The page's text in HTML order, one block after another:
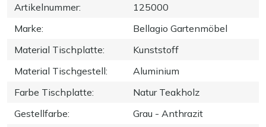
Artikelnummer:
125000
Marke:
Bellagio Gartenmöbel
Material Tischplatte:
Kunststoff
Material Tischgestell:
Aluminium
Farbe Tischplatte:
Natur Teakholz
Gestellfarbe:
Grau - Anthrazit